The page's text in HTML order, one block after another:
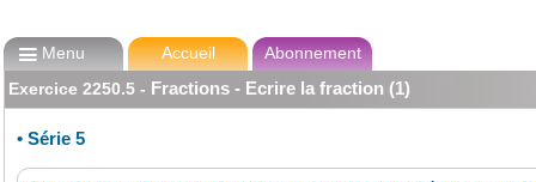
Menu Accueil
Abonnement
Exercice 2250.5 - Fractions - Ecrire la fraction (1)
• Série 5